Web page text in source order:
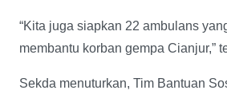
“Kita juga siapkan 22 ambulans
membantu korban gempa Cianjur,”
Sekda menuturkan, Tim Bantuan